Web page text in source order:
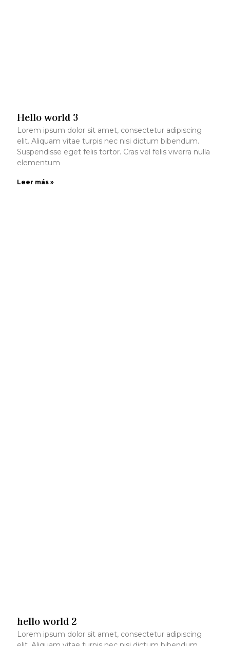
Hello world 3
Lorem ipsum dolor sit amet, consectetur adipiscing
elit. Aliquam vitae turpis nec nisi dictum bibendum.
Suspendisse eget felis tortor. Cras vel felis viverra nulla
elementum
Leer más »
hello world 2
Lorem ipsum dolor sit amet, consectetur adipiscing